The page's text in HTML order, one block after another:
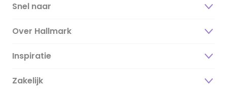
Snel naar
Over Hallmark
Over ons
Duurzaamheid
Inspiratie
Magazine
Zakelijk